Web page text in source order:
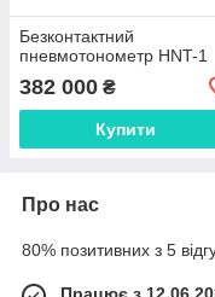
Безконтактний
пневмотонометр HNT-1
382 000 ₴
Купити
Про нас
80% позитивних з 5